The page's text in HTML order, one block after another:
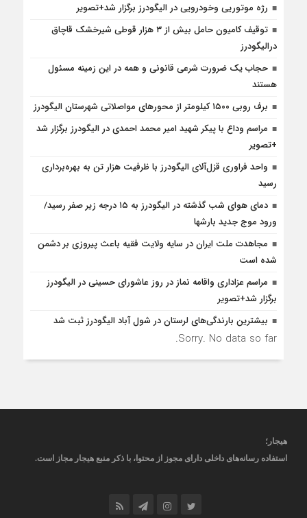
رژه موتوریی وخودرویی در الیگودرز برگزار شد+تصویر
توقیف کامیون حامل بیش از ۳ هزار قوطی شیرخشک قاچاق
درالیگودرز
حجاب یک ضرورت شرعی قانونی و همه در این زمینه مسئول
هستند
برف روبی ۱۵۰۰ کیلومتر از محور‌های مواصلاتی شهرستان الیگودرز
مراسم وداع با پیکر شهید امیر محمد احمدی در الیگودرز برگزار شد
+تصویر
واحد فراوری قزل‌آلای الیگودرز با ظرفیت هزار تن به بهره‌برداری
رسید
دمای هوای شب گذشته در الیگودرز به ۱۵ درجه زیر صفر رسید/
ورود موج جدید بارشها
مجاهدت ملت ایران در سایه ولایت فقیه باعث پیروزی بر دشمن
شده است
مراسم عزاداری واقامه نماز در روز عاشورای حسینی در الیگودرز
برگزار شد+تصویر
بیشترین بارندگی‌های لرستان در شول آباد الیگودرز ثبت شد
Sorry. No data so far.
هیجار ؛
استفاده رسانه‌های داخلی دارای مجوز از محتوا، با ذکر منبع هیجار مجاز است.